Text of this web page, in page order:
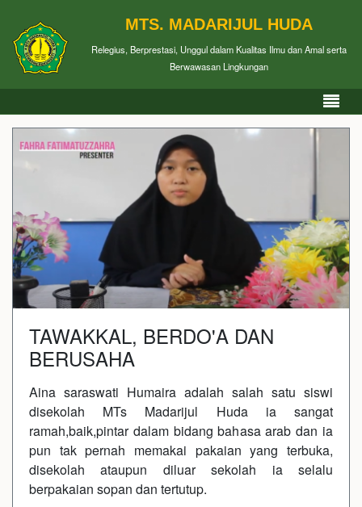
MTS. MADARIJUL HUDA
Relegius, Berprestasi, Unggul dalam Kualitas Ilmu dan Amal serta
Berwawasan Lingkungan
TAWAKKAL, BERDO'A DAN
BERUSAHA
Aina saraswati Humaira adalah salah satu siswi
disekolah MTs Madarijul Huda ia sangat
ramah,baik,pintar dalam bidang bahasa arab dan ia
pun tak pernah memakai pakaian yang terbuka,
disekolah ataupun diluar sekolah ia selalu
berpakaian sopan dan tertutup.